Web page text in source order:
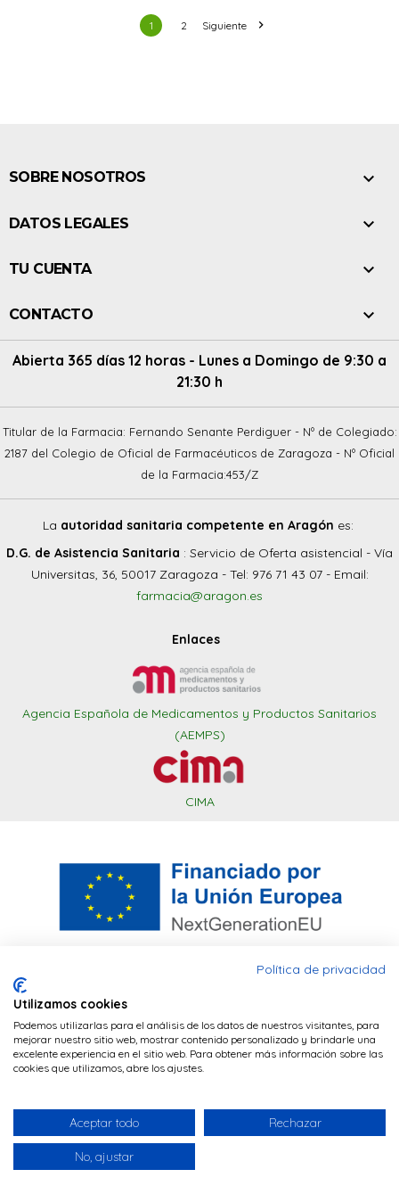
mantener la sesión del navegador y cookies
de terceros (Google Analytics) para realizar
tareas de analítica de visitas.
POLÍTICA DE PRIVACIDAD ACEPTAR done
1 2 Siguiente 
SOBRE NOSOTROS 
DATOS LEGALES 
TU CUENTA 
CONTACTO 
Abierta 365 días 12 horas - Lunes a Domingo de 9:30 a
21:30 h
Titular de la Farmacia: Fernando Senante Perdiguer - Nº de Colegiado:
2187 del Colegio de Oficial de Farmacéuticos de Zaragoza - Nº Oficial
de la Farmacia:453/Z
La autoridad sanitaria competente en Aragón es:
D.G. de Asistencia Sanitaria : Servicio de Oferta asistencial - Vía
Universitas, 36, 50017 Zaragoza - Tel: 976 71 43 07 - Email:
farmacia@aragon.es
Enlaces
Agencia Española de Medicamentos y Productos Sanitarios
(AEMPS)
CIMA
Financiado por la Unión Europea – NextGenerationEU. Sin
embargo, los puntos de vista y las opiniones expresadas son
únicamente los del autor o autores y no reflejan
necesariamente los de la Unión Europea o la Comisión
© 2026 - Farmacia Senante Actur
Política de privacidad
Utilizamos cookies
Podemos utilizarlas para el análisis de los datos de nuestros visitantes, para
mejorar nuestro sitio web, mostrar contenido personalizado y brindarle una
excelente experiencia en el sitio web. Para obtener más información sobre las
cookies que utilizamos, abre los ajustes.
Aceptar todo Rechazar
No, ajustar